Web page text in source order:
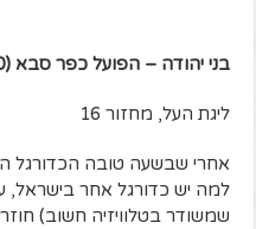
בני יהודה – הפועל כפר סבא (19:00, בלומפילד)
ליגת העל, מחזור 16
אחרי שבשעה טובה הכדורגל
למה יש כדורגל אחר בישראל,
שמשודר בטלוויזיה חשוב)